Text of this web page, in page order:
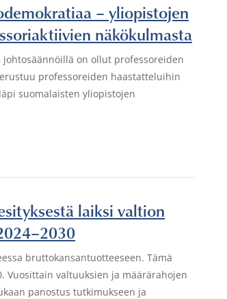
– yliopistojen
näkökulmasta
johtosäännöillä on ollut professoreiden
professoreiden haastatteluihin
suomalaisten yliopistojen
laiksi valtion
bruttokansantuotteeseen. Tämä
Vuosittain valtuuksien ja määrärahojen
panostus tutkimukseen ja